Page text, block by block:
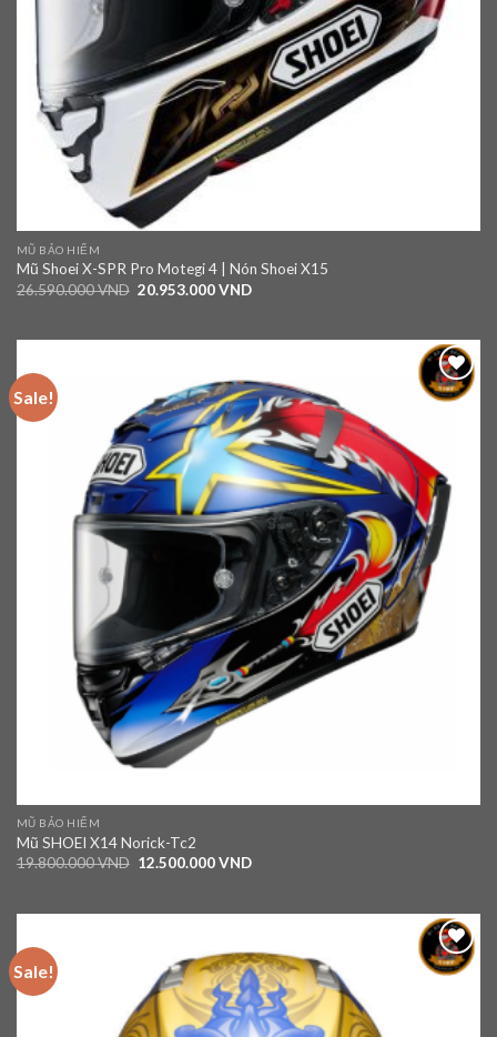
MŨ BẢO HIỂM
Mũ Shoei X-SPR Pro Motegi 4 | Nón Shoei X15
26.590.000VND 20.953.000VND
Sale!
Add to
MŨ BẢO HIỂM
Mũ SHOEI X14 Norick-Tc2
19.800.000VND 12.500.000VND
Sale!
Add to